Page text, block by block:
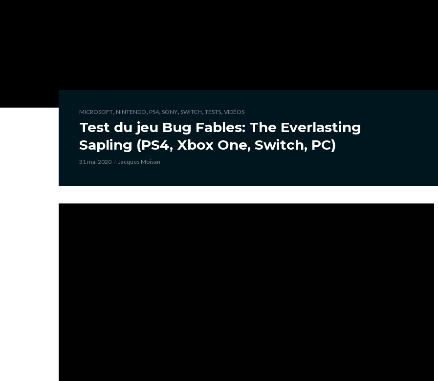
MICROSOFT, NINTENDO, PS4, SONY, SWITCH, TESTS, VIDÉOS
Test du jeu Bug Fables: The Everlasting
Sapling (PS4, Xbox One, Switch, PC)
31 mai 2020 Jacques Moisan